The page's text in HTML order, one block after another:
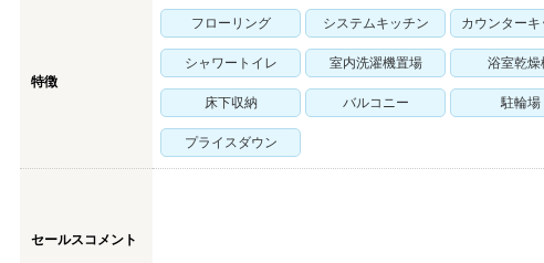
特徴
フローリング システムキッチン カウンターキ
シャワートイレ 室内洗濯機置場 浴室乾燥
床下収納 バルコニー 駐輪場
プライスダウン
セールスコメント